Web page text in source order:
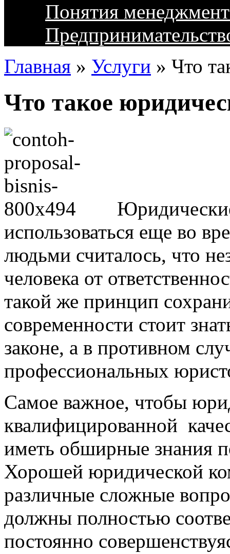
Понятия
Главная » Услуги » Что
Что такое
использоваться еще во
людьми считалось, что
человека от
такой же принцип
современности стоит
законе, а в противном
профессиональных
Самое важное, чтобы
квалифицированной
иметь обширные знания
Хорошей юридической
различные сложные
должны полностью
постоянно